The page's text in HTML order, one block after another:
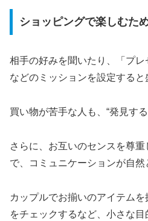
ショッピングで楽しむた
相手の好みを聞いたり、「プレ
などのミッションを設定すると
買い物が苦手な人も、“発見す
さらに、お互いのセンスを尊
で、コミュニケーションが自然
カップルでお揃いのアイテム
をチェックするなど、小さな